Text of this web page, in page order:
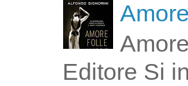
Editore Si